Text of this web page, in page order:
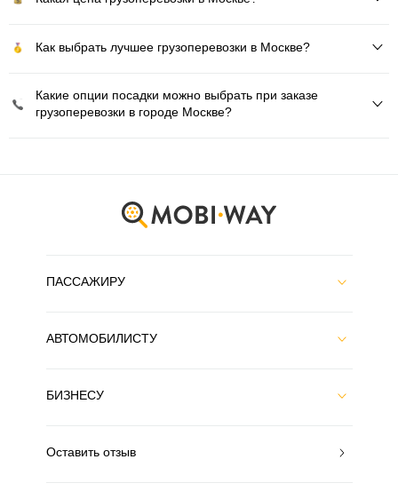
Как выбрать лучшее грузоперевозки в Москве?
Какие опции посадки можно выбрать при заказе
грузоперевозки в городе Москве?
ПАССАЖИРУ
АВТОМОБИЛИСТУ
БИЗНЕСУ
Оставить отзыв